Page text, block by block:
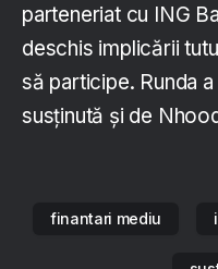
parteneriat cu ING
deschis implicării
să participe. Runda
susținută și de
finantari mediu